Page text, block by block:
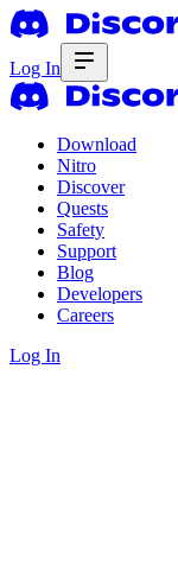
Log In
Download
Nitro
Discover
Quests
Safety
Support
Blog
Developers
Careers
Log In